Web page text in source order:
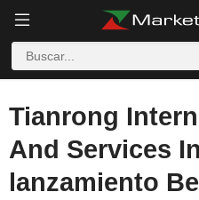
Tianrong
And Services
lanzamiento